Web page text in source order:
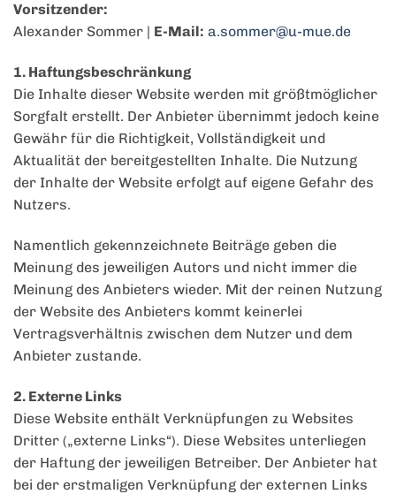
Vorsitzender:
Alexander Sommer | E-Mail: a.sommer@u-mue.de
1. Haftungsbeschränkung
Die Inhalte dieser Website werden mit größtmöglicher
Sorgfalt erstellt. Der Anbieter übernimmt jedoch keine
Gewähr für die Richtigkeit, Vollständigkeit und
Aktualität der bereitgestellten Inhalte. Die Nutzung
der Inhalte der Website erfolgt auf eigene Gefahr des
Nutzers.
Namentlich gekennzeichnete Beiträge geben die
Meinung des jeweiligen Autors und nicht immer die
Meinung des Anbieters wieder. Mit der reinen Nutzung
der Website des Anbieters kommt keinerlei
Vertragsverhältnis zwischen dem Nutzer und dem
Anbieter zustande.
2. Externe Links
Diese Website enthält Verknüpfungen zu Websites
Dritter („externe Links“). Diese Websites unterliegen
der Haftung der jeweiligen Betreiber. Der Anbieter hat
bei der erstmaligen Verknüpfung der externen Links